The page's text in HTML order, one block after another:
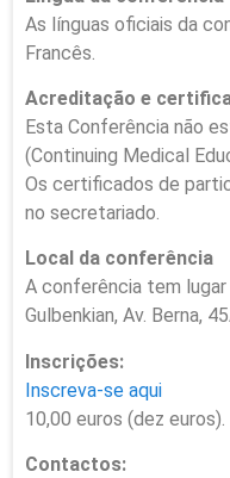
As línguas oficiais da
Francês.
Acreditação e
Esta Conferência não
(Continuing Medical
Os certificados de
no secretariado.
Local da conferência
A conferência tem
Gulbenkian, Av. Berna,
Inscrições:
Inscreva-se aqui
10,00 euros (dez euros).
Contactos: